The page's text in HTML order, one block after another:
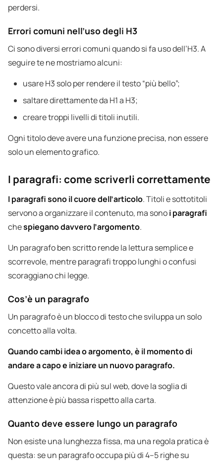
perdersi.
Errori comuni nell’uso degli H3
Ci sono diversi errori comuni quando si fa uso dell’H3. A
seguire te ne mostriamo alcuni:
usare H3 solo per rendere il testo “più bello”;
saltare direttamente da H1 a H3;
creare troppi livelli di titoli inutili.
Ogni titolo deve avere una funzione precisa, non essere
solo un elemento grafico.
I paragrafi: come scriverli correttamente
I paragrafi sono il cuore dell’articolo. Titoli e sottotitoli
servono a organizzare il contenuto, ma sonoi paragrafi
chespiegano davvero l’argomento.
Un paragrafo ben scritto rende la lettura semplice e
scorrevole, mentre paragrafi troppo lunghi o confusi
scoraggiano chi legge.
Cos’è un paragrafo
Un paragrafo è un blocco di testo che sviluppa un solo
concetto alla volta.
Quando cambi idea o argomento, è il momento di
andare a capo e iniziare un nuovo paragrafo.
Questo vale ancora di più sul web, dove la soglia di
attenzione è più bassa rispetto alla carta.
Quanto deve essere lungo un paragrafo
Non esiste una lunghezza fissa, ma una regola pratica è
questa: se un paragrafo occupa più di 4–5 righe su